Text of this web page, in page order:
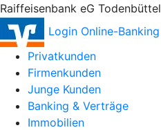
Raiffeisenbank eG Todenbüttel
Login Online-Banking
Privatkunden
Firmenkunden
Junge Kunden
Banking & Verträge
Immobilien